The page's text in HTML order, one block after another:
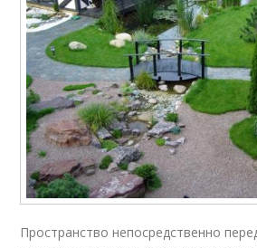
Пространство непосредственно